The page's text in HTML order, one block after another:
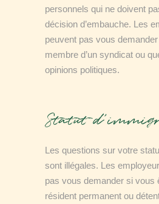
personnels qui ne doivent
décision d’embauche. Les
peuvent pas vous
membre d’un syndicat ou
opinions politiques.
Statut
Les questions sur votre
sont illégales. Les
pas vous demander si vous
résident permanent ou